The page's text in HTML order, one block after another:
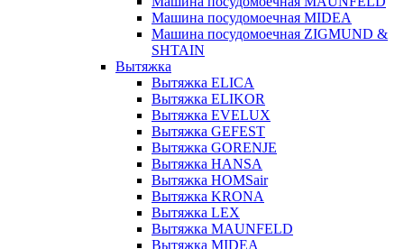
Машина посудомоечная MIDEA
Машина посудомоечная ZIGMUND &
SHTAIN
Вытяжка
Вытяжка ELICA
Вытяжка ELIKOR
Вытяжка EVELUX
Вытяжка GEFEST
Вытяжка GORENJE
Вытяжка HANSA
Вытяжка HOMSair
Вытяжка KRONA
Вытяжка LEX
Вытяжка MAUNFELD
Вытяжка MIDEA